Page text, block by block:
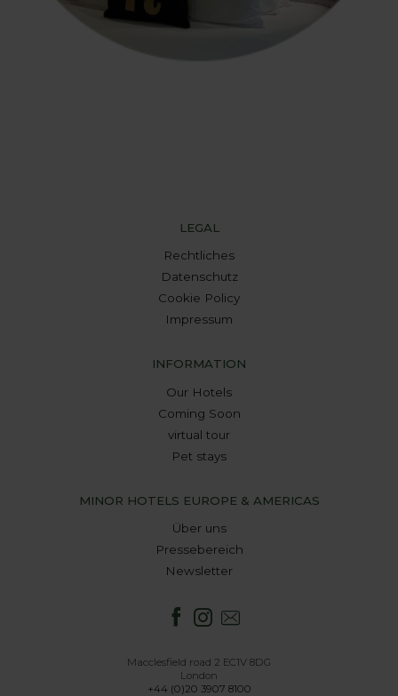
LEGAL
Rechtliches
Datenschutz
Cookie Policy
Impressum
INFORMATION
Our Hotels
Coming Soon
virtual tour
Pet stays
MINOR HOTELS EUROPE & AMERICAS
Über uns
Pressebereich
Newsletter
Macclesfield road 2 EC1V 8DG
London
+44 (0)20 3907 8100